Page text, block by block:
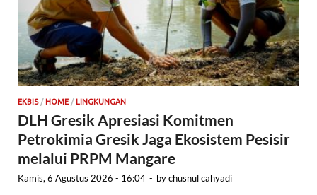
EKBIS/ HOME / LINGKUNGAN
DLH Gresik Apresiasi Komitmen
Petrokimia Gresik Jaga Ekosistem Pesisir
melalui PRPM Mangare
Kamis, 6 Agustus 2026 - 16:04 - bychusnul cahyadi